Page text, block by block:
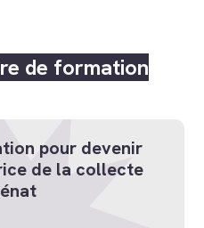
de formation
pour devenir
de la collecte